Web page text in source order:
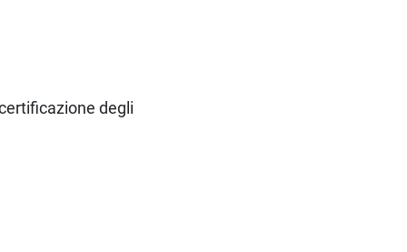
degli